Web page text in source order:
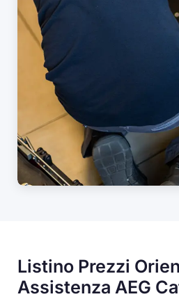
Listino Prezzi
Assistenza AEG